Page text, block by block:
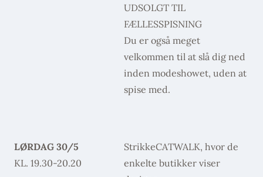
UDSOLGT TIL
FÆLLESSPISNING
Du er også meget
velkommen til at slå dig ned
inden modeshowet, uden at
spise med.
LØRDAG 30/5
KL. 19.30-20.20
StrikkeCATWALK, hvor de
enkelte butikker viser